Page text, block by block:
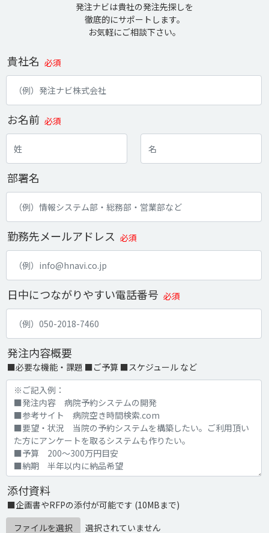
発注ナビは貴社の発注先探しを
徹底的にサポートします。
お気軽にご相談下さい。
貴社名 必須
お名前 必須
部署名
勤務先メールアドレス 必須
日中につながりやすい電話番号 必須
発注内容概要
■必要な機能・課題 ■ご予算 ■スケジュール など
添付資料
■企画書やRFPの添付が可能です (10MBまで)
ファイルを選択
選択されていません